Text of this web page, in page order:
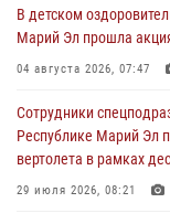
В Йошкар-Оле для
антикоррупционной
04 августа 2026, 06:06
Генерал-полковник
молодёжном
03 августа 2026, 07:46
В детском
Марий Эл прошла
04 августа 2026, 07:47
Сотрудники
Республике Марий Эл
вертолета в рамках
29 июля 2026, 08:21